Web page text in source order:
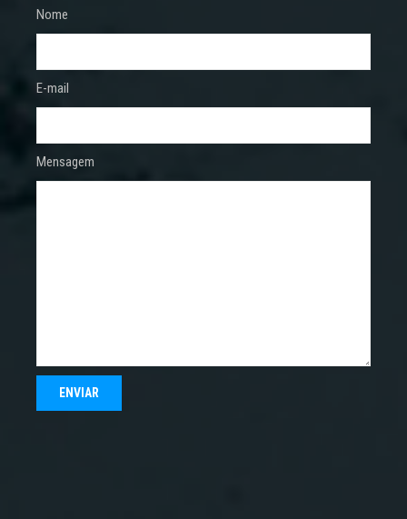
Nome
E-mail
Mensagem